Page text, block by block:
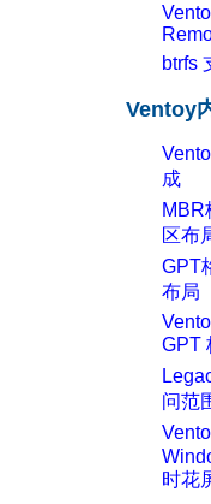
btrfs
Ventoy
成
MBR
区布
GPT
布局
GPT
问范
时花